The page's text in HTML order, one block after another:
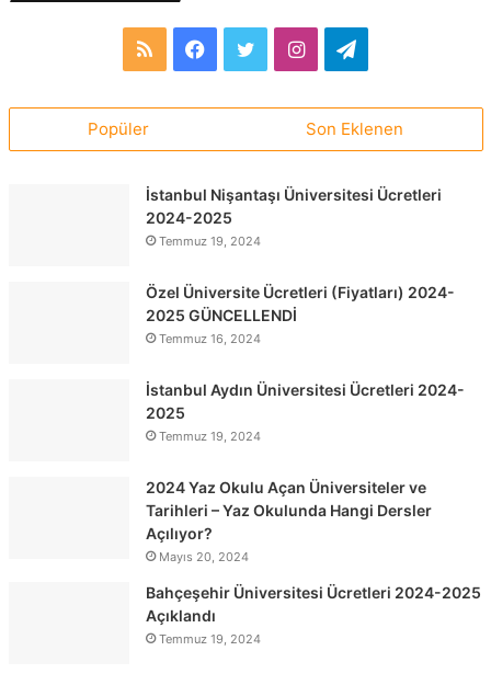
RSS Facebook
TwitterInstagramTelegram
Popüler Son Eklenen
İstanbul Nişantaşı Üniversitesi Ücretleri
2024-2025
Temmuz 19, 2024
Özel Üniversite Ücretleri (Fiyatları) 2024-
2025 GÜNCELLENDİ
Temmuz 16, 2024
İstanbul Aydın Üniversitesi Ücretleri 2024-
2025
Temmuz 19, 2024
2024 Yaz Okulu Açan Üniversiteler ve
Tarihleri – Yaz Okulunda Hangi Dersler
Açılıyor?
Mayıs 20, 2024
Bahçeşehir Üniversitesi Ücretleri 2024-2025
Açıklandı
Temmuz 19, 2024